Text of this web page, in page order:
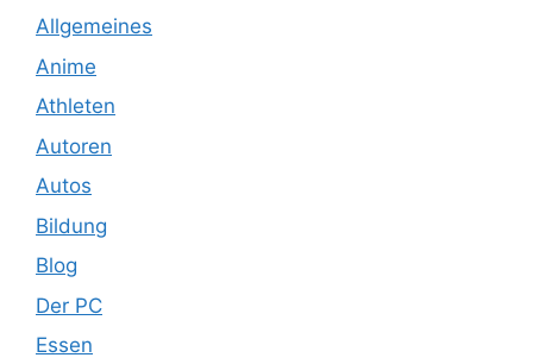
Allgemeines
Anime
Athleten
Autoren
Autos
Bildung
Blog
Der PC
Essen